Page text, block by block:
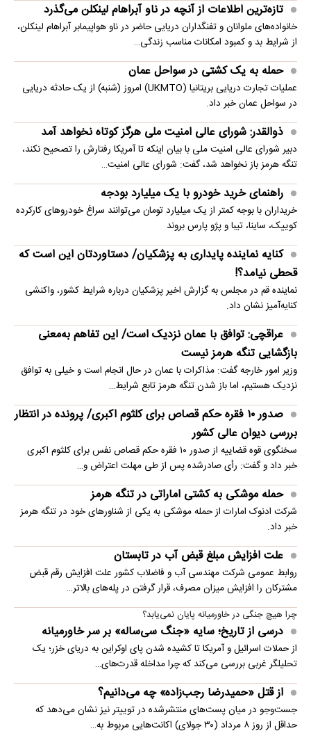
تازه‌ترین اطلاعات از آنچه در ناو آبراهام لینکلن می‌گذرد
خانواده‌های ملوانان و تفنگداران دریایی حاضر در ناو هواپیمابر آبراهام لینکلن،
از شرایط بد و کمبود امکانات مناسب زندگی…
حمله به یک کشتی در سواحل عمان
عملیات تجارت دریایی بریتانیا (UKMTO) امروز (شنبه) از یک حادثه دریایی
در سواحل عمان خبر داد.
ذوالقدر: شورای عالی امنیت ملی هرگز کوتاه نخواهد آمد
دبیر شورای عالی امنیت ملی با بیان اینکه تا آمریکا رفتارش را تصحیح نکند،
تنگه هرمز باز نخواهد شد، گفت: شورای عالی امنیت…
راهنمای خرید خودرو با یک میلیارد بودجه
خریداران با بوجه کمتر از یک میلیارد تومان می‌توانند سراغ خودروهای کارکرده
کوییک، ساینا، تیبا و پژو پارس بروند
کنایه نماینده پایداری به پزشکیان/ دستاوردتان این است که
قحطی نیامد؟!
نماینده قم در مجلس به گزارش اخیر پزشکیان درباره شرایط کشور، واکنشی
کنایه‌آمیز نشان داد.
عراقچی: توافق با عمان نزدیک است/ این تفاهم به‌معنی
بازگشایی تنگه هرمز نیست
وزیر امور خارجه گفت: مذاکرات با عمان در حال انجام است و خیلی به توافق
نزدیک هستیم، اما باز شدن تنگه هرمز تابع شرایط…
صدور ۱۰ فقره حکم قصاص برای کلثوم اکبری/ پرونده در انتظار
بررسی دیوان عالی کشور
سخنگوی قوه قضاییه از صدور ۱۰ فقره حکم قصاص نفس برای کلثوم اکبری
خبر داد و گفت: رأی صادرشده پس از طی مهلت اعتراض و…
حمله موشکی به کشتی اماراتی در تنگه هرمز
شرکت ادنوک امارات از حمله موشکی به یکی از شناورهای خود در تنگه هرمز
خبر داد.
علت افزایش مبلغ قبض آب در تابستان
روابط عمومی شرکت مهندسی آب و فاضلاب کشور علت افزایش رقم قبض
مشترکان را افزایش میزان مصرف، قرار گرفتن در پله‌های بالاتر…
چرا هیچ جنگی در خاورمیانه پایان نمی‌یابد؟
درسی از تاریخ؛ سایه «جنگ سی‌ساله» بر سر خاورمیانه
از حملات اسرائیل و آمریکا تا کشیده شدن پای اوکراین به دریای خزر؛ یک
تحلیلگر غربی بررسی می‌کند که چرا مداخله قدرت‌های…
از قتل «حمیدرضا رجب‌زاده» چه می‌دانیم؟
جست‌وجو در میان پست‌های منتشرشده در توییتر نیز نشان می‌دهد که
حداقل از روز ۸ مرداد (۳۰ جولای) اکانت‌هایی مربوط به…